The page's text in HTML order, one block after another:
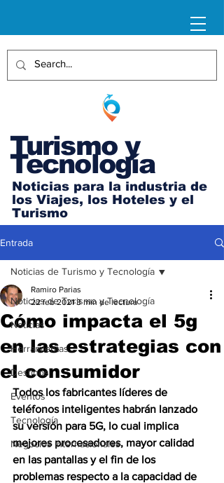
Turismo y
Tecnología
Noticias para la industria de
los Viajes, los Hoteles y el
Turismo
Entrada
Noticias de Turismo y Tecnología
Noticias
Herramientas
Destinos
Eventos
Tecnología
Negocios Internacionales
Noticias de Turismo y Tecnología
Cómo impacta el 5g
en las estrategias con
el consumidor
Ramiro Parias
22 feb 2021 3 min de lectura
Todos los fabricantes líderes de
teléfonos inteligentes habrán lanzado
su versión para 5G, lo cual implica
mejores procesadores, mayor calidad
en las pantallas y el fin de los
problemas respecto a la capacidad de